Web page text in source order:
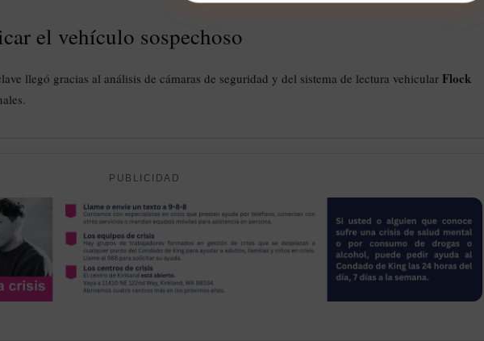
el vehículo sospechoso
llegó gracias al análisis de cámaras de seguridad y del sistema de lectura vehicular Flock
PUBLICIDAD